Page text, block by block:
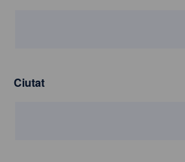
Ciutat